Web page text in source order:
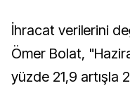
İhracat verilerini değerlendiren Ticaret Bakanı
Ömer Bolat,
yüzde 21,9 artışla